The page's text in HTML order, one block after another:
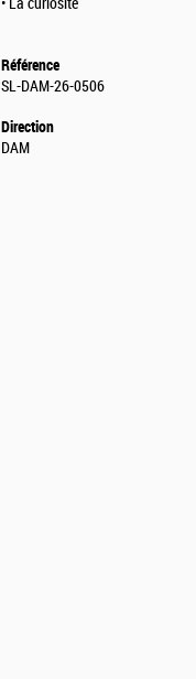
Référence
SL-DAM-26-0506
Direction
DAM